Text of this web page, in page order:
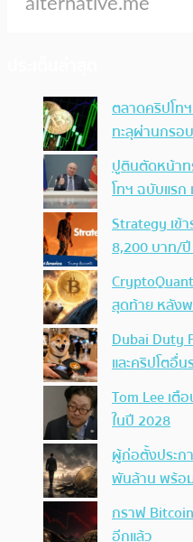
ตลาดคริปโท
ทะลุผ่านกรอ
ปูตินตัดหน้า
โทฯ ฉบับแรก
Strategy เข้
8,200 บาท/
สุดท้าย หลังพ
Dubai Duty
และคริปโตอื่
Tom Lee เตื
ในปี 2028
ผู้ก่อตั้งประก
พันล้าน พร้อ
กราฟ
อีกแล้ว